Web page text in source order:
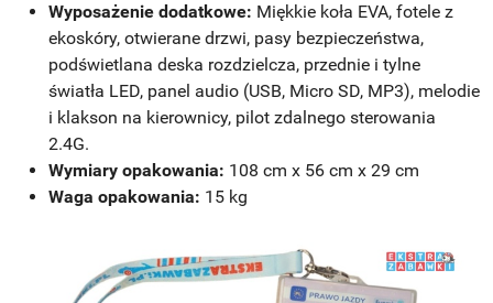
Wyposażenie dodatkowe: Miękkie koła EVA, fotele z
ekoskóry, otwierane drzwi, pasy bezpieczeństwa,
podświetlana deska rozdzielcza, przednie i tylne
światła LED, panel audio (USB, Micro SD, MP3), melodie
i klakson na kierownicy, pilot zdalnego sterowania
2.4G.
Wymiary opakowania: 108 cm x 56 cm x 29 cm
Waga opakowania: 15 kg